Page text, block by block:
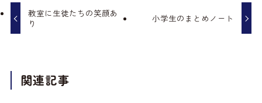
教室に生徒たちの笑顔あ
り
小学生のまとめノート
関連記事